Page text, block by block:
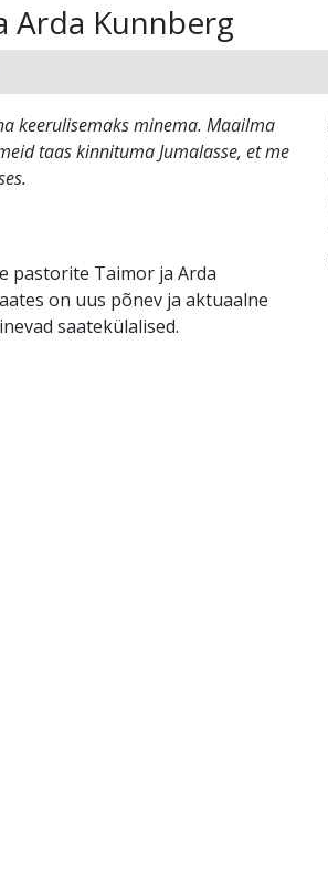
Arda Kunnberg
keerulisemaks minema. Maailma
taas kinnituma Jumalasse, et me
pastorite Taimor ja Arda
on uus põnev ja aktuaalne
saatekülalised.